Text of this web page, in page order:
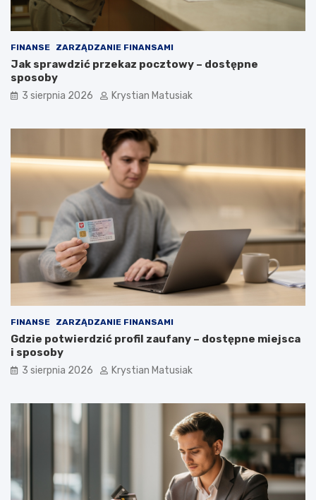
FINANSE ZARZĄDZANIE FINANSAMI
Jak sprawdzić przekaz pocztowy – dostępne
sposoby
3 sierpnia 2026 Krystian Matusiak
FINANSE ZARZĄDZANIE FINANSAMI
Gdzie potwierdzić profil zaufany – dostępne miejsca
i sposoby
3 sierpnia 2026 Krystian Matusiak